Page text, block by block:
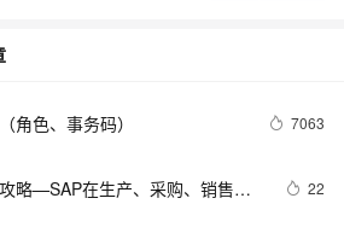
角色、事务码） 7063
略—SAP在生产、采购、销售、
22